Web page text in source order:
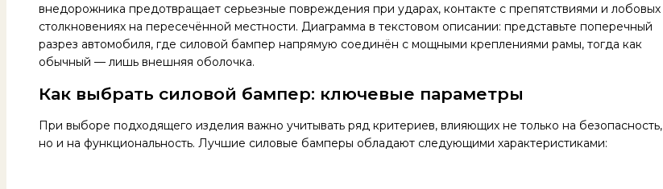
внедорожника предотвращает серьезные повреждения при ударах, контакте с препятствиями и лобовых
столкновениях на пересечённой местности. Диаграмма в текстовом описании: представьте поперечный
разрез автомобиля, где силовой бампер напрямую соединён с мощными креплениями рамы, тогда как
обычный — лишь внешняя оболочка.
Как выбрать силовой бампер: ключевые параметры
При выборе подходящего изделия важно учитывать ряд критериев, влияющих не только на безопасность,
но и на функциональность. Лучшие силовые бамперы обладают следующими характеристиками: